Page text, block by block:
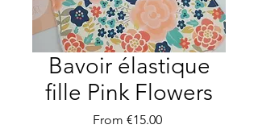
Bavoir élastique
fille Pink Flowers
From €15.00Sale